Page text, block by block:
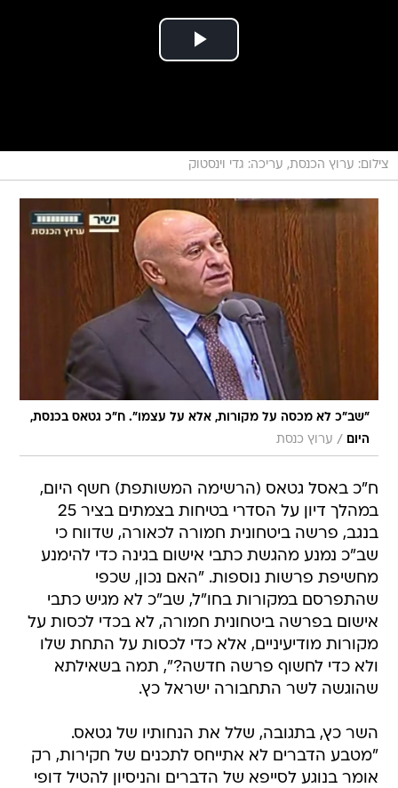
צילום: ערוץ הכנסת, עריכה: גדי וינסטוק
"שב"כ לא מכסה על מקורות, אלא על עצמו". ח"כ גטאס בכנסת,
היום
/ ערוץ כנסת
ח"כ באסל גטאס (הרשימה המשותפת) חשף היום,
במהלך דיון על הסדרי בטיחות בצמתים בציר 25
בנגב, פרשה ביטחונית חמורה לכאורה, שדווח כי
שב"כ נמנע מהגשת כתבי אישום בגינה כדי להימנע
מחשיפת פרשות נוספות. "האם נכון, שכפי
שהתפרסם במקורות בחו"ל, שב"כ לא מגיש כתבי
אישום בפרשה ביטחונית חמורה, לא בכדי לכסות על
מקורות מודיעיניים, אלא כדי לכסות על התחת שלו
ולא כדי לחשוף פרשה חדשה?", תמה בשאילתא
שהוגשה לשר התחבורה ישראל כץ.
השר כץ, בתגובה, שלל את הנחותיו של גטאס.
"מטבע הדברים לא אתייחס לתכנים של חקירות, רק
אומר בנוגע לסייפא של הדברים והניסיון להטיל דופי